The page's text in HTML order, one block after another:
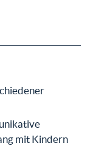
mit Kindern